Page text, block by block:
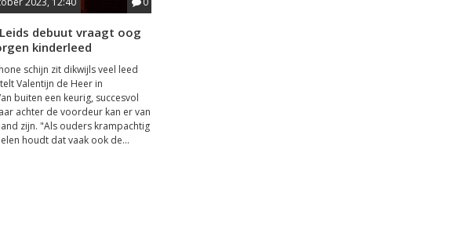
debuut vraagt oog
kinderleed
schijn zit dikwijls veel leed
Valentijn de Heer in
buiten een keurig, succesvol
achter de voordeur kan er van
zijn. "Als ouders krampachtig
houdt dat vaak ook de...